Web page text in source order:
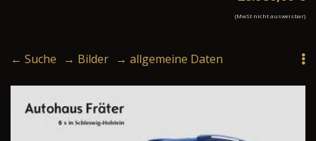
(MwSt nicht ausweisbar)
← Suche → Bilder → allgemeine Daten